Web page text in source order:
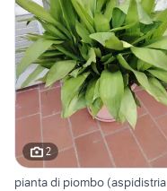
2
pianta di piombo (aspidistria